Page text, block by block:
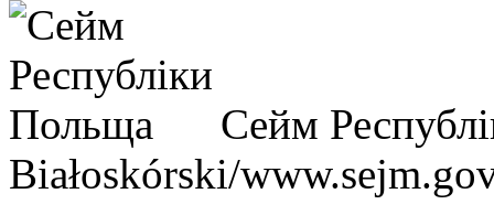
Сейм
Białoskórski/